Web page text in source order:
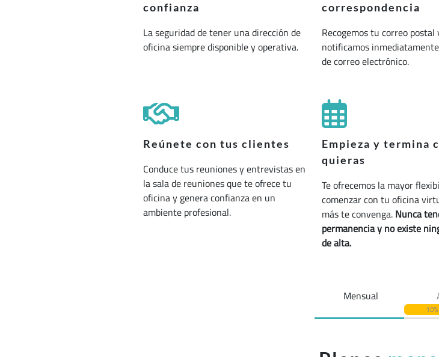
confianza
La seguridad de tener una dirección de
oficina siempre disponible y operativa.
correspondencia
Recogemos tu correo postal
notificamos
de correo electrónico.
Reúnete con tus clientes
Conduce tus reuniones y entrevistas en
la sala de reuniones que te ofrece tu
oficina y genera confianza en un
ambiente profesional.
Empieza y termina
quieras
Te ofrecemos la mayor
comenzar con tu oficina
más te convenga. Nunca
permanencia y no existe
de alta.
Mensual